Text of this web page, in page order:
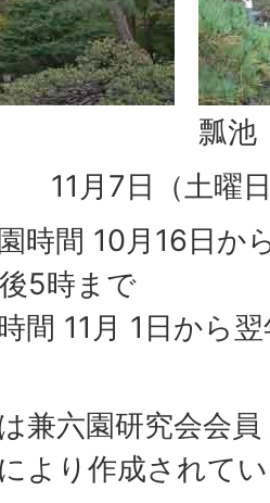
瓢池
11月7日（土曜
時間 10月16日か
5時まで
間 11月 1日から
兼六園研究会会
より作成されて